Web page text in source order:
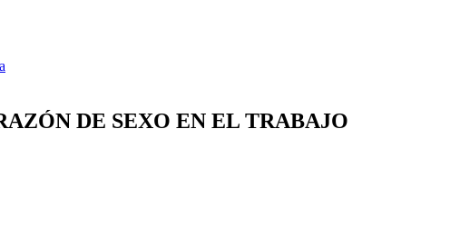
DE SEXO EN EL TRABAJO